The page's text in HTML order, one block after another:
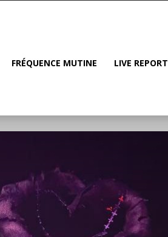
FRÉQUENCE MUTINE LIVE REPORT